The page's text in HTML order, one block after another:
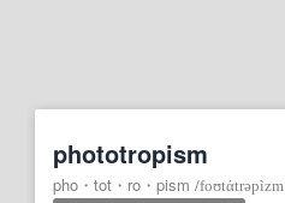
phototropism
pho・tot・ro・pism /foʊtάtrəpìzm